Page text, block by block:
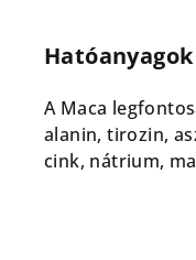
Hatóanyagok
A Maca
alanin, tirozin,
cink, nátrium,